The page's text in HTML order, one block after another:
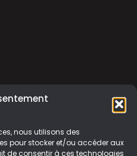
nous utilisons des
pour stocker et/ou accéder aux
de consentir à ces technologies